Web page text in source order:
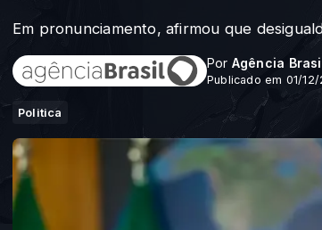
Em pronunciamento, afirmou que
Por Agência
Publicado em 01/
Politica